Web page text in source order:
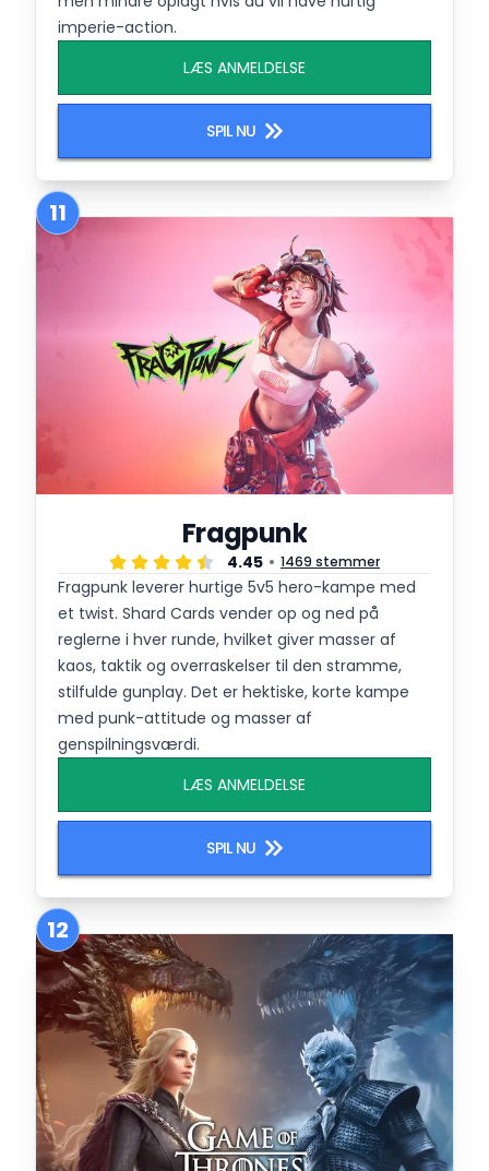
imperie-action.
LÆS ANMELDELSE
SPIL NU
11
Fragpunk
4.45 1469 stemmer
Fragpunk leverer hurtige 5v5 hero-kampe med
et twist. Shard Cards vender op og ned på
reglerne i hver runde, hvilket giver masser af
kaos, taktik og overraskelser til den stramme,
stilfulde gunplay. Det er hektiske, korte kampe
med punk-attitude og masser af
genspilningsværdi.
LÆS ANMELDELSE
SPIL NU
12